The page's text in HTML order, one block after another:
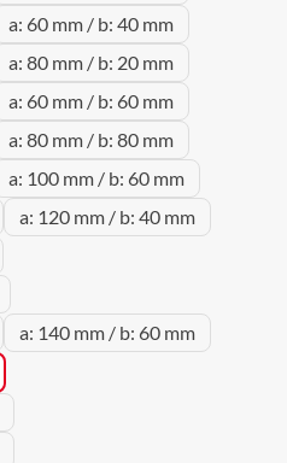
a: 60 mm / b: 40 mm
a: 80 mm / b: 20 mm
a: 60 mm / b: 60 mm
a: 80 mm / b: 80 mm
a: 100 mm / b: 60 mm
a: 120 mm / b: 40 mm
a: 140 mm / b: 60 mm